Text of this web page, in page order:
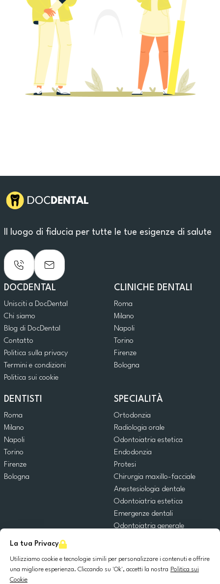
La tua Privacy
Utilizziamo cookie e tecnologie simili per personalizzare i contenuti e offrire
una migliore esperienza. Cliccando su 'Ok', accetti la nostra Politica sui
Cookie
Il luogo di fiducia per tutte le tue esigenze di salute
DOCDENTAL
Unisciti a DocDental
Chi siamo
Blog di DocDental
Contatto
Politica sulla privacy
Termini e condizioni
Politica sui cookie
CLINICHE DENTALI
Roma
Milano
Napoli
Torino
Firenze
Bologna
DENTISTI
Roma
Milano
Napoli
Torino
Firenze
Bologna
SPECIALITÀ
Ortodonzia
Radiologia orale
Odontoiatria estetica
Endodonzia
Protesi
Chirurgia maxillo-facciale
Anestesiologia dentale
Odontoiatria estetica
Emergenze dentali
Odontoiatria generale
Implantologia dentale
Parodontologia